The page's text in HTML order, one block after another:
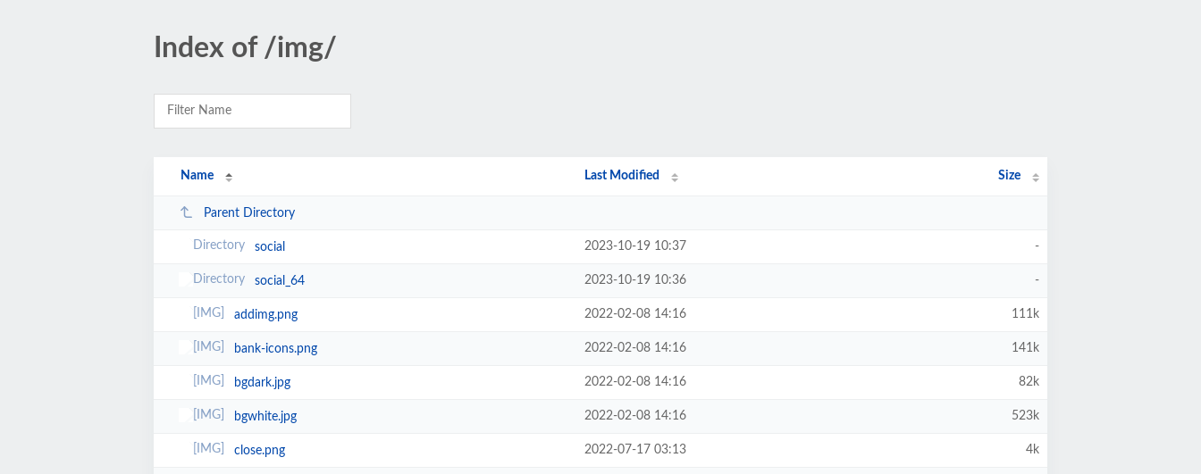
Index of /img/
Name Last Modified Size
Parent Directory
social 2023-10-19 10:37 -
social_64 2023-10-19 10:36 -
addimg.png 2022-02-08 14:16 111k
bank-icons.png 2022-02-08 14:16 141k
bgdark.jpg 2022-02-08 14:16 82k
bgwhite.jpg 2022-02-08 14:16 523k
close.png 2022-07-17 03:13 4k